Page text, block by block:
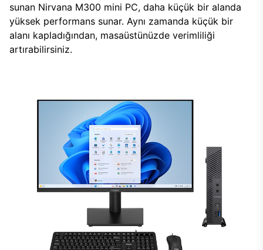
sunan Nirvana M300 mini PC, daha küçük bir alanda
yüksek performans sunar. Aynı zamanda küçük bir
alanı kapladığından, masaüstünüzde verimliliği
artırabilirsiniz.